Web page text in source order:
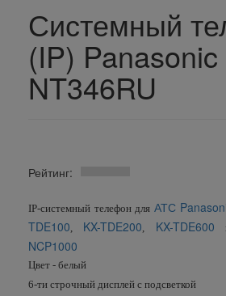
Системный
(IP) Panasonic
NT346RU
Рейтинг:
IP-системный телефон для АТС
TDE100
KX-TDE200 KX-TDE600
NCP1000
Цвет - белый
6-ти строчный дисплей с подсветкой